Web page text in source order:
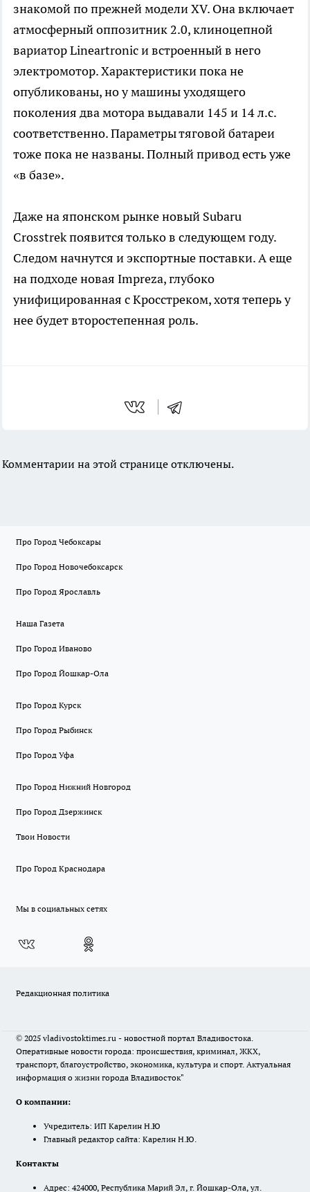
знакомой по прежней модели XV. Она включает
атмосферный оппозитник 2.0, клиноцепной
вариатор Lineartronic и встроенный в него
электромотор. Характеристики пока не
опубликованы, но у машины уходящего
поколения два мотора выдавали 145 и 14 л.с.
соответственно. Параметры тяговой батареи
тоже пока не названы. Полный привод есть уже
«в базе».
Даже на японском рынке новый Subaru
Crosstrek появится только в следующем году.
Следом начнутся и экспортные поставки. А еще
на подходе новая Impreza, глубоко
унифицированная с Кросстреком, хотя теперь у
нее будет второстепенная роль.
Комментарии на этой странице отключены.
Про Город Чебоксары
Про Город Новочебоксарск
Про Город Ярославль
Наша Газета
Про Город Иваново
Про Город Йошкар-Ола
Про Город Курск
Про Город Рыбинск
Про Город Уфа
Про Город Нижний Новгород
Про Город Дзержинск
Твои Новости
Про Город Краснодара
Мы в социальных сетях
Редакционная политика
© 2025 vladivostoktimes.ru - новостной портал Владивостока.
Оперативные новости города: происшествия, криминал, ЖКХ,
транспорт, благоустройство, экономика, культура и спорт. Актуальная
информация о жизни города Владивосток"
О компании:
Учредитель: ИП Карелин Н.Ю
Главный редактор сайта: Карелин Н.Ю.
Контакты
Адрес: 424000, Республика Марий Эл, г. Йошкар-Ола, ул.